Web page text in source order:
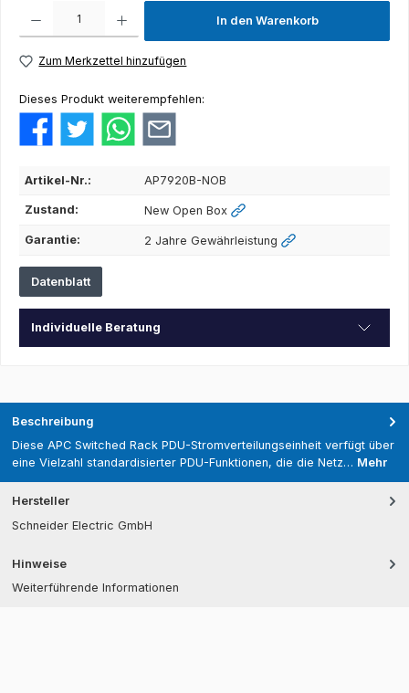
Produkt Anzahl: Gib den gewünschten Wert ein oder benutze die Schaltflächen um die
In den Warenkorb
Zum Merkzettel hinzufügen
Dieses Produkt weiterempfehlen:
Artikel-Nr.: AP7920B-NOB
Zustand: New Open Box
Garantie: 2 Jahre Gewährleistung
Datenblatt
Individuelle Beratung
Beschreibung
Diese APC Switched Rack PDU-Stromverteilungseinheit verfügt über
eine Vielzahl standardisierter PDU-Funktionen, die die Netz… Mehr
Hersteller
Schneider Electric GmbH
Hinweise
Weiterführende Informationen